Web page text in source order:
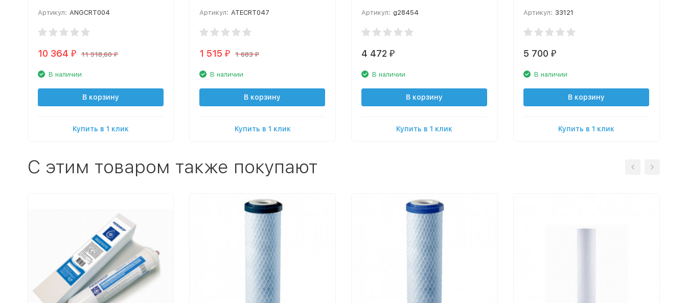
Артикул: ANGCRT004
10 364 ₽ 11 918,60 ₽
В наличии
В корзину
Купить в 1 клик
Артикул: ATECRT047
1 515 ₽ 1 683 ₽
В наличии
В корзину
Купить в 1 клик
Артикул: g28454
4 472 ₽
В наличии
В корзину
Купить в 1 клик
Артикул: 33121
5 700 ₽
В наличии
В корзину
Купить в 1 клик
C этим товаром также покупают